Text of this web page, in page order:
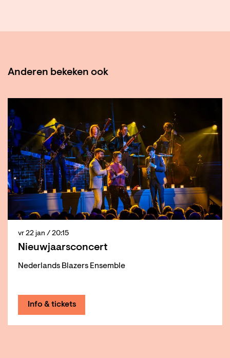
Anderen bekeken ook
Nieuwjaarsconcert
Nederlands Blazers Ensemble
vr 22 jan / 20:15
Info & tickets